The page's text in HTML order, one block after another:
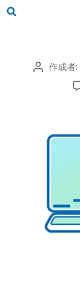
投 作成者: